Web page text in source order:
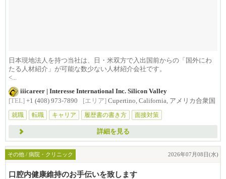
日本現地法人を持つ当社は、日・米双方で入出国前からの「国外にわ
たる人材紹介」が可能な数少ない人材紹介会社です。
<...
iiicareer | Interesse International Inc. Silicon Valley
[TEL] +1 (408) 973-7890 [エリア] Cupertino, California, アメリカ合衆国
就職
転職 キャリア 履歴書の書き方 面接対策
詳細を見る
その他 / 病院・クリニック 2026年07月08日(水)
口腔内健康維持のお手伝いを致します